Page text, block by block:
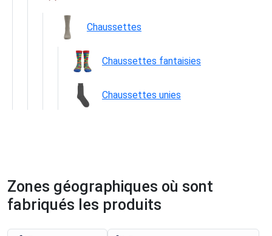
Chaussettes
Chaussettes fantaisies
Chaussettes unies
Zones géographiques où sont
fabriqués les produits